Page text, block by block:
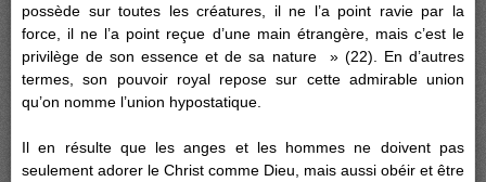
possède sur toutes les créatures, il ne l’a point ravie par la
force, il ne l’a point reçue d’une main étrangère, mais c’est le
privilège de son essence et de sa nature » (22). En d’autres
termes, son pouvoir royal repose sur cette admirable union
qu’on nomme l’union hypostatique.
Il en résulte que les anges et les hommes ne doivent pas
seulement adorer le Christ comme Dieu, mais aussi obéir et être